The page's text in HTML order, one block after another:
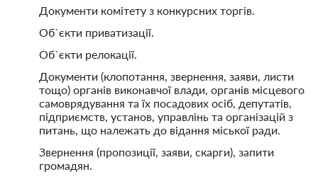
Документи комітету з конкурсних торгів.
Об`єкти приватизації.
Об`єкти релокації.
Документи (клопотання, звернення, заяви, листи
тощо) органів виконавчої влади, органів місцевого
самоврядування та їх посадових осіб, депутатів,
підприємств, установ, управлінь та організацій з
питань, що належать до відання міської ради.
Звернення (пропозиції, заяви, скарги), запити
громадян.